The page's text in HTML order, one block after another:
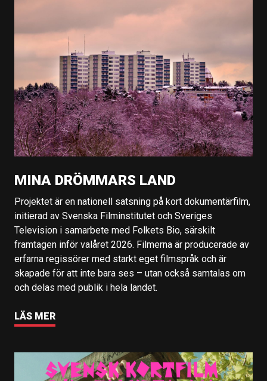
MINA DRÖMMARS LAND
Projektet är en nationell satsning på kort dokumentärfilm,
initierad av Svenska Filminstitutet och Sveriges
Television i samarbete med Folkets Bio, särskilt
framtagen inför valåret 2026. Filmerna är producerade av
erfarna regissörer med starkt eget filmspråk och är
skapade för att inte bara ses – utan också samtalas om
och delas med publik i hela landet.
LÄS MER